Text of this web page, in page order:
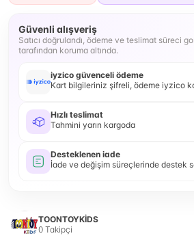
Güvenli alışveriş
Satıcı doğrulandı, ödeme ve teslimat süreci
tarafından koruma altında.
iyzico güvenceli ödeme
Kart bilgileriniz şifreli, ödeme iyzico
Hızlı teslimat
Tahmini yarın kargoda
Desteklenen iade
İade ve değişim süreçlerinde destek
TOONTOYKİDS
0 Takipçi